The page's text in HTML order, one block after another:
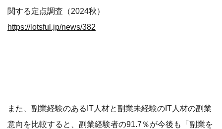
関する定点調査（2024秋）
https://lotsful.jp/news/382
また、副業経験のあるIT人材と副業未経験のIT人材の副業
意向を比較すると、副業経験者の91.7％が今後も「副業を